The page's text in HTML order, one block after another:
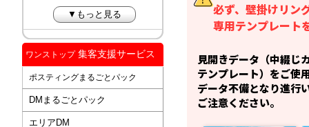
必ず、壁掛けリン
専用テンプレート
見開きデータ（中綴じ
テンプレート）をご使
データ不備となり進行
ご注意ください。
▼もっと見る
ワンストップ集客支援サービス
ポスティングまるごとパック
DMまるごとパック
エリアDM